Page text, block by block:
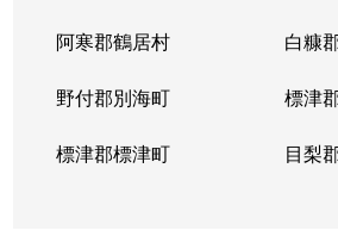
阿寒郡鶴居村 白糠
野付郡別海町 標津
標津郡標津町 目梨